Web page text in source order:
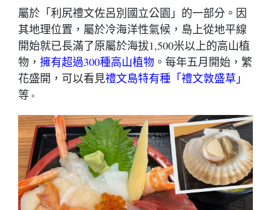
屬於「利尻禮文佐呂別國立公園」的一部分。因
其地理位置，屬於冷海洋性氣候，島上從地平線
開始就已長滿了原屬於海拔1,500米以上的高山植
物， 擁有超過300種高山植物 。每年五月開始，繁
花盛開，可以看見禮文島特有種「禮文敦盛草」
等 。